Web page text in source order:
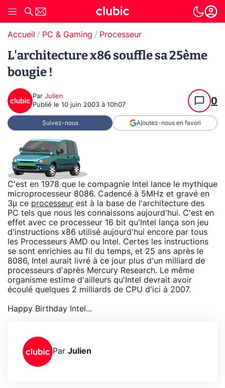
Accueil PC & Gaming Processeur
L'architecture x86 souffle sa 25ème
bougie !
Par Julien
Publié le 10 juin 2003 à 10h07 0
Suivez-nous Ajoutez-nous en favori
C'est en 1978 que le compagnie Intel lance le mythique
microprocesseur 8086. Cadencé à 5MHz et gravé en
3µ ce processeur est à la base de l'architecture des
PC tels que nous les connaissons aujourd'hui. C'est en
effet avec ce processeur 16 bit qu'Intel lança son jeu
d'instructions x86 utilisé aujourd'hui encore par tous
les Processeurs AMD ou Intel. Certes les instructions
se sont enrichies au fil du temps, et 25 ans après le
8086, Intel aurait livré à ce jour plus d'un milliard de
processeurs d'après Mercury Research. Le même
organisme estime d'ailleurs qu'Intel devrait avoir
écoulé quelques 2 milliards de CPU d'ici à 2007.
Happy Birthday Intel...
Par Julien